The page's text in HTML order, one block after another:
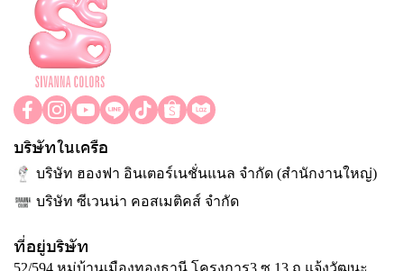
บริษัทในเครือ
บริษัท ฮองฟา อินเตอร์เนชั่นแนล จำกัด (สำนักงานใหญ่)
บริษัท ซีเวนน่า คอสเมติคส์ จำกัด
ที่อยู่บริษัท
52/594 หมู่บ้านเมืองทองธานี โครงการ3 ซ.13 ถ.แจ้งวัฒนะ